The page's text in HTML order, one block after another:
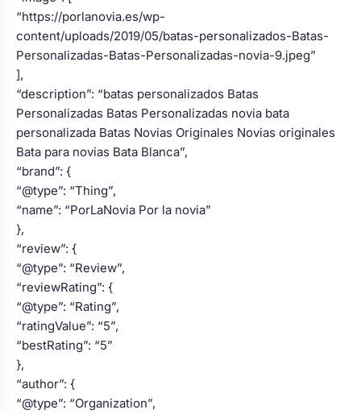
“https://porlanovia.es/wp-
content/uploads/2019/05/batas-personalizados-Batas-
Personalizadas-Batas-Personalizadas-novia-9.jpeg”
],
“description”: “batas personalizados Batas
Personalizadas Batas Personalizadas novia bata
personalizada Batas Novias Originales Novias originales
Bata para novias Bata Blanca”,
“brand”: {
“@type”: “Thing”,
“name”: “PorLaNovia Por la novia”
},
“review”: {
“@type”: “Review”,
“reviewRating”: {
“@type”: “Rating”,
“ratingValue”: “5”,
“bestRating”: “5”
},
“author”: {
“@type”: “Organization”,